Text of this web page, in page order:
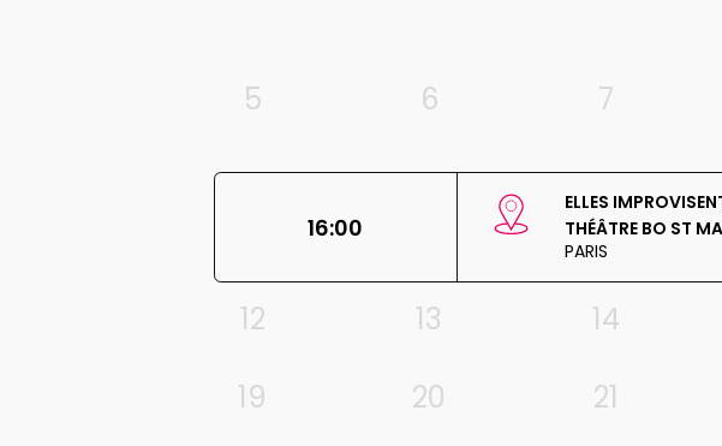
5
6 7
16:00
ELLES
THÉÂTRE BO ST
PARIS
12 13 14
19
20 21